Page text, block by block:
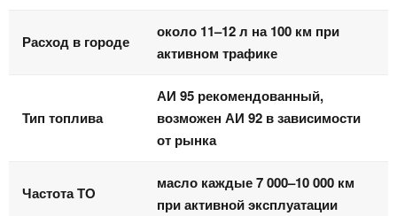
Расход в городе
около 11–12 л на 100 км при
активном трафике
Тип топлива
АИ 95 рекомендованный,
возможен АИ 92 в зависимости
от рынка
Частота ТО
масло каждые 7 000–10 000 км
при активной эксплуатации